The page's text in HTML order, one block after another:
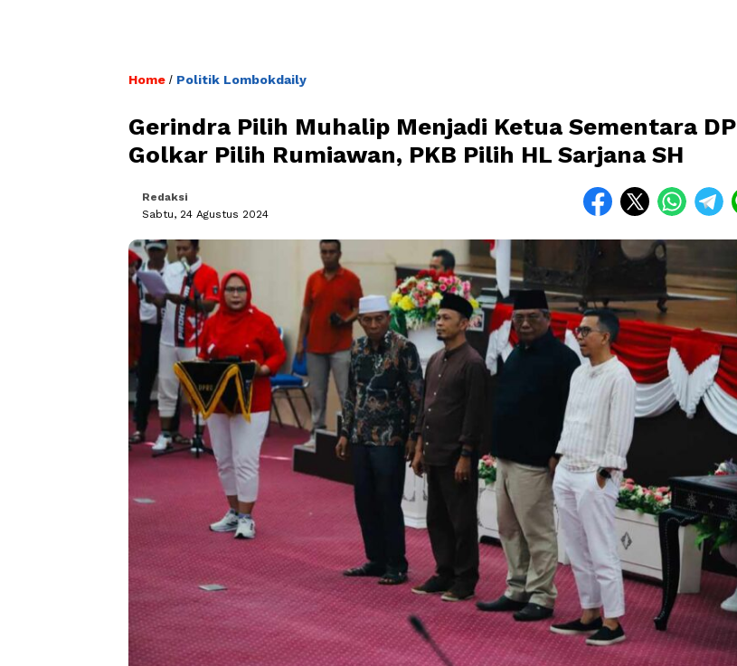
Home / Politik Lombokdaily
Gerindra Pilih Muhalip Menjadi Ketua Sementara
Golkar Pilih Rumiawan, PKB Pilih HL Sarjana SH
Redaksi
Sabtu, 24 Agustus 2024